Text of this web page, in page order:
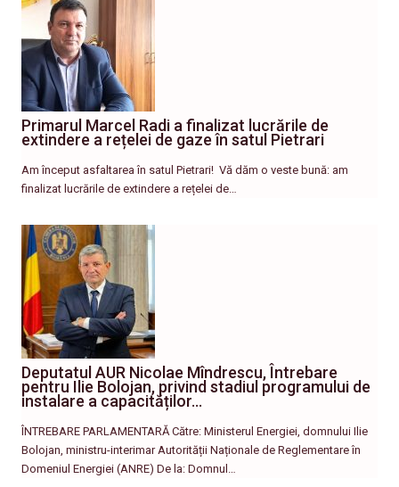
Primarul Marcel Radi a finalizat lucrările de
extindere a rețelei de gaze în satul Pietrari
Am început asfaltarea în satul Pietrari! ​ Vă dăm o veste bună: am
finalizat lucrările de extindere a rețelei de…
Deputatul AUR Nicolae Mîndrescu, Întrebare
pentru Ilie Bolojan, privind stadiul programului de
instalare a capacităților…
ÎNTREBARE PARLAMENTARĂ Către: Ministerul Energiei, domnului Ilie
Bolojan, ministru-interimar Autorității Naționale de Reglementare în
Domeniul Energiei (ANRE) De la: Domnul…